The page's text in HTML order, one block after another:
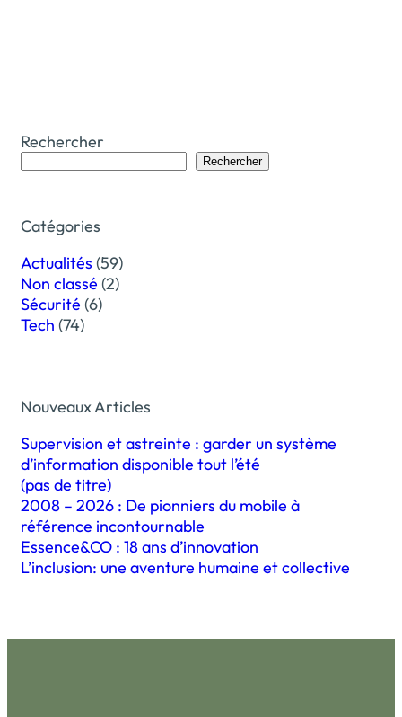
Rechercher
Rechercher
Catégories
Actualités (59)
Non classé (2)
Sécurité (6)
Tech (74)
Nouveaux Articles
Supervision et astreinte : garder un système
d’information disponible tout l’été
(pas de titre)
2008 – 2026 : De pionniers du mobile à
référence incontournable
Essence&CO : 18 ans d’innovation
L’inclusion: une aventure humaine et collective